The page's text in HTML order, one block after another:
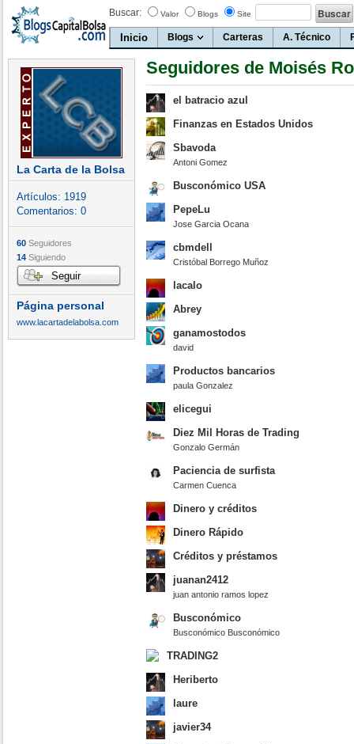
Buscar: Valor Blogs Site
Inicio Blogs Carteras A. Técnico
La Carta de la Bolsa
Artículos: 1919
Comentarios: 0
60 Seguidores
14 Siguiendo
Seguir
Página personal
www.lacartadelabolsa.com
Seguidores de Moisés
el batracio azul
Finanzas en Estados Unidos
Sbavoda
Antoni Gomez
Busconómico USA
PepeLu
Jose Garcia Ocana
cbmdell
Cristóbal Borrego Muñoz
lacalo
Abrey
ganamostodos
david
Productos bancarios
paula Gonzalez
elicegui
Diez Mil Horas de Trading
Gonzalo Germán
Paciencia de surfista
Carmen Cuenca
Dinero y créditos
Dinero Rápido
Créditos y préstamos
juanan2412
juan antonio ramos lopez
Busconómico
Busconómico Busconómico
TRADING2
Heriberto
laure
javier34